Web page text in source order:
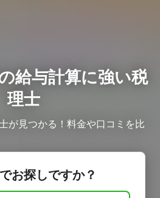
給与計算に強い税
理士
が見つかる！料金や口コミを比
お探しですか？